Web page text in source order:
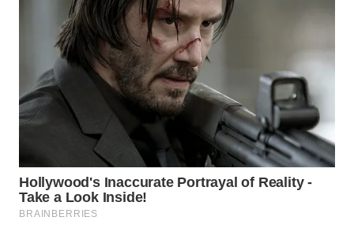
KONSUMEN
LISTRIK
MASYARAKAT
KELISTRIKAN
WALINKI